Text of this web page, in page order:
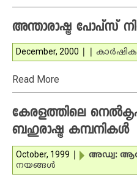
അന്താരാഷ്ട്ര പോപ്‌സ്‌
December, 2000
Read More
കേരളത്തിലെ
ബഹുരാഷ്ട്ര കമ്പനികള്‍
October, 1999 അഡ്വ:
നയങ്ങള്‍